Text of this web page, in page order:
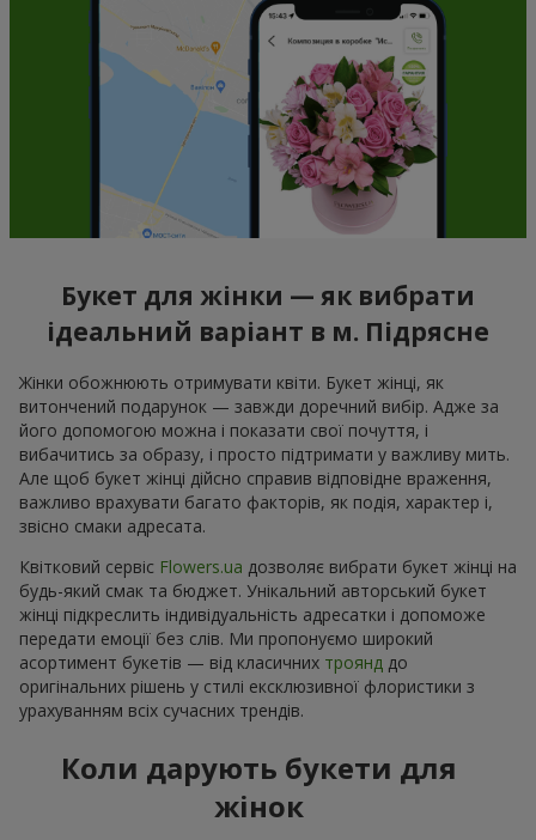
Букет для жінки — як вибрати
ідеальний варіант в м. Підрясне
Жінки обожнюють отримувати квіти. Букет жінці, як
витончений подарунок — завжди доречний вибір. Адже за
його допомогою можна і показати свої почуття, і
вибачитись за образу, і просто підтримати у важливу мить.
Але щоб букет жінці дійсно справив відповідне враження,
важливо врахувати багато факторів, як подія, характер і,
звісно смаки адресата.
Квітковий сервіс Flowers.ua дозволяє вибрати букет жінці на
будь-який смак та бюджет. Унікальний авторський букет
жінці підкреслить індивідуальність адресатки і допоможе
передати емоції без слів. Ми пропонуємо широкий
асортимент букетів — від класичних троянд до
оригінальних рішень у стилі ексклюзивної флористики з
урахуванням всіх сучасних трендів.
Коли дарують букети для
жінок